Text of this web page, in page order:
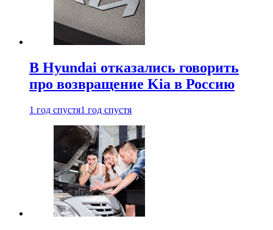
В Hyundai отказались говорить
про возвращение Kia в Россию
1 год спустя1 год спустя